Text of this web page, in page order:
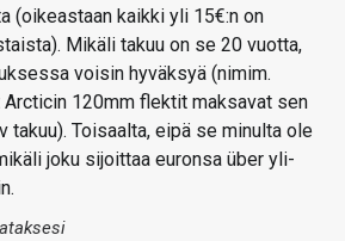
(oikeastaan kaikki yli 15€:n on
Mikäli takuu on se 20 vuotta,
voisin hyväksyä (nimim.
120mm flektit maksavat sen
takuu). Toisaalta, eipä se minulta ole
joku sijoittaa euronsa über yli-